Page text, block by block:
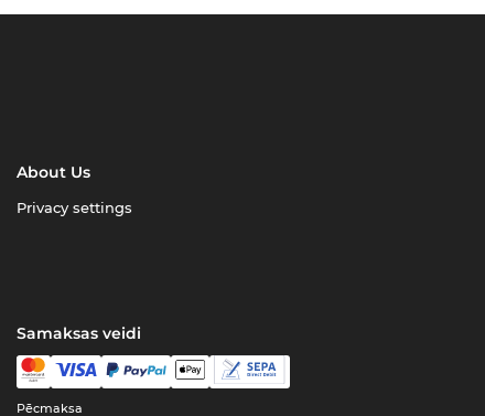
About Us
Privacy settings
Samaksas veidi
Pēcmaksa